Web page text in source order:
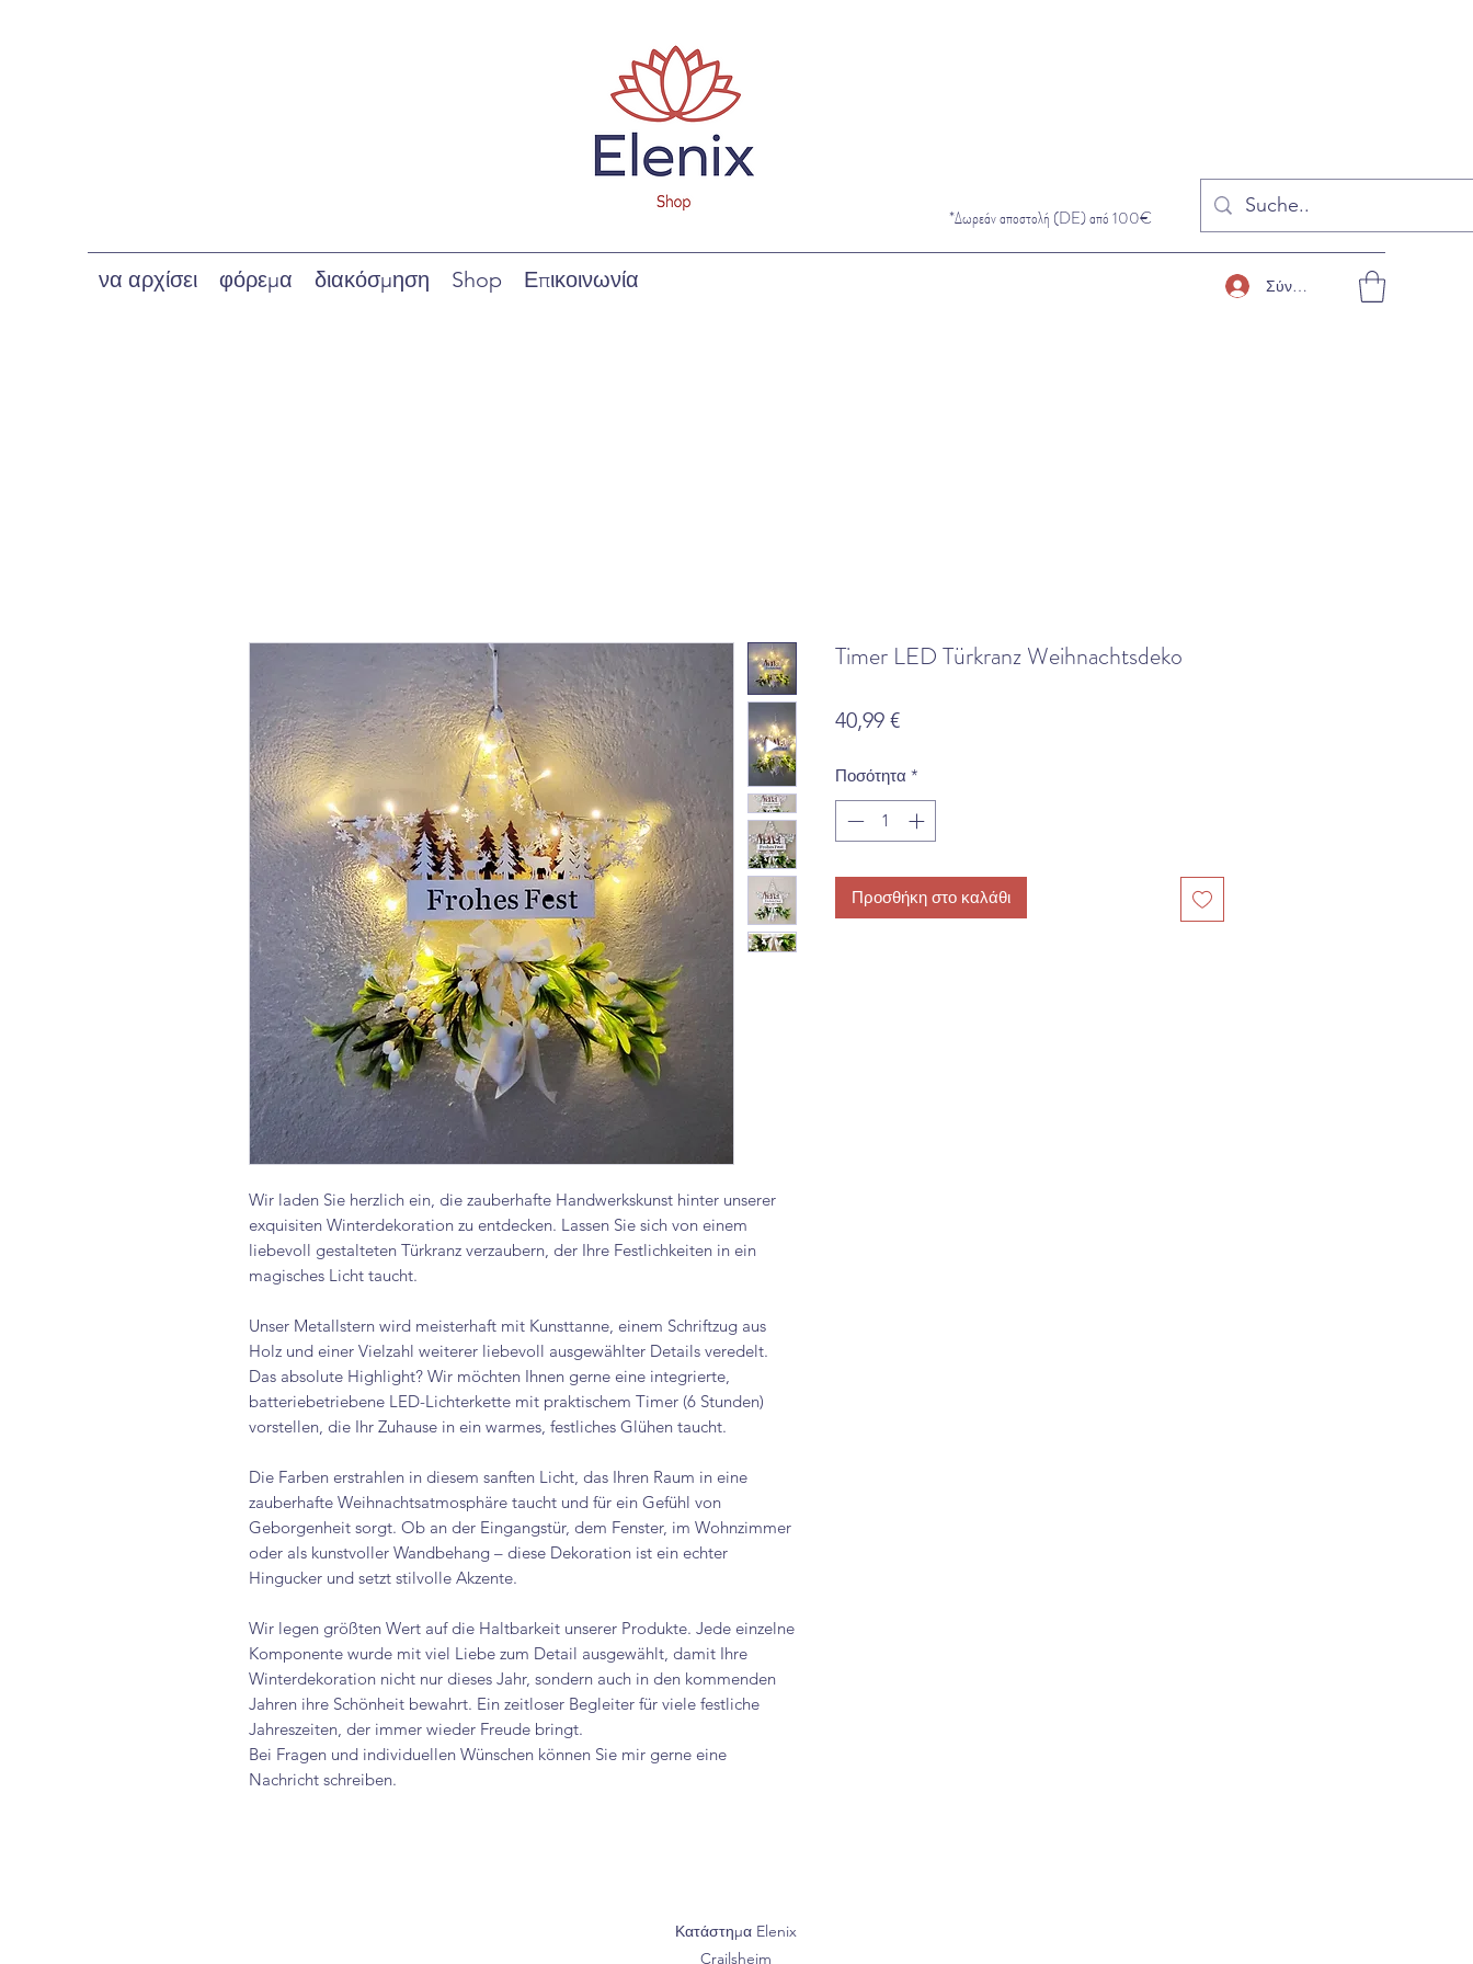
να αρχίσει φόρεμα διακόσμηση Shop Επικοινωνία Σύνδεση
*Δωρεάν αποστολή (DE) από 100€
Wir laden Sie herzlich ein, die zauberhafte Handwerkskunst hinter unserer
exquisiten Winterdekoration zu entdecken. Lassen Sie sich von einem
liebevoll gestalteten Türkranz verzaubern, der Ihre Festlichkeiten in ein
magisches Licht taucht.
Unser Metallstern wird meisterhaft mit Kunsttanne, einem Schriftzug aus
Holz und einer Vielzahl weiterer liebevoll ausgewählter Details veredelt.
Das absolute Highlight? Wir möchten Ihnen gerne eine integrierte,
batteriebetriebene LED-Lichterkette mit praktischem Timer (6 Stunden)
vorstellen, die Ihr Zuhause in ein warmes, festliches Glühen taucht.
Die Farben erstrahlen in diesem sanften Licht, das Ihren Raum in eine
zauberhafte Weihnachtsatmosphäre taucht und für ein Gefühl von
Geborgenheit sorgt. Ob an der Eingangstür, dem Fenster, im Wohnzimmer
oder als kunstvoller Wandbehang – diese Dekoration ist ein echter
Hingucker und setzt stilvolle Akzente.
Wir legen größten Wert auf die Haltbarkeit unserer Produkte. Jede einzelne
Komponente wurde mit viel Liebe zum Detail ausgewählt, damit Ihre
Winterdekoration nicht nur dieses Jahr, sondern auch in den kommenden
Jahren ihre Schönheit bewahrt. Ein zeitloser Begleiter für viele festliche
Jahreszeiten, der immer wieder Freude bringt.
Bei Fragen und individuellen Wünschen können Sie mir gerne eine
Nachricht schreiben.
Timer LED Türkranz Weihnachtsdeko
40,99 €Τιμή
Ποσότητα *
Προσθήκη στο καλάθι
Κατάστημα Elenix
Crailsheim